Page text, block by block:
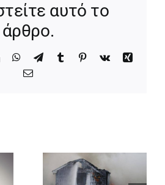
αυτό το
άρθρο.
LinkedInWhatsApp
TelegramTumblr Pinterest
Vk
Xing
Email